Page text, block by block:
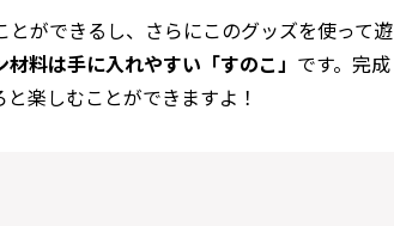
ができるし、さらにこのグッズを使って遊
材料は手に入れやすい「すのこ」 です。完成
楽しむことができますよ！